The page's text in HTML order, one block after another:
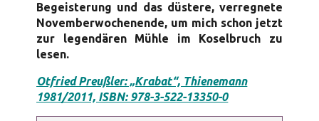
Begeisterung und das düstere, verregnete
Novemberwochenende, um mich schon jetzt
zur legendären Mühle im Koselbruch zu
lesen.
Otfried Preußler: „Krabat“, Thienemann
1981/2011, ISBN: 978-3-522-13350-0